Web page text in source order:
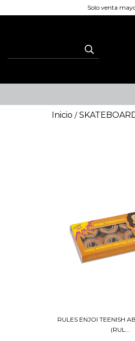
Solo venta
Inicio /
RULES ENJOI TEENISH
(RUL...